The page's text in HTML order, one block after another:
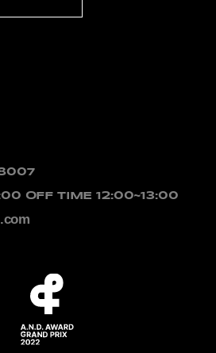
OFF TIME 12:00~13:00